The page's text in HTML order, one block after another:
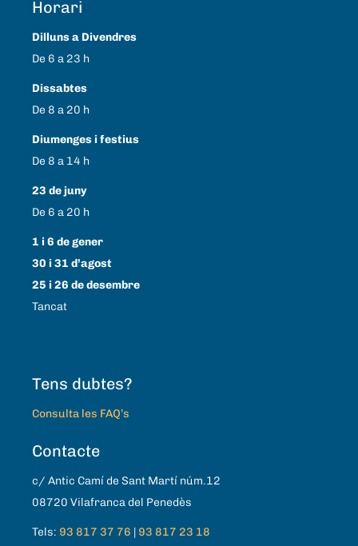
Horari
Dilluns a Divendres
De 6 a 23 h
Dissabtes
De 8 a 20 h
Diumenges i festius
De 8 a 14 h
23 de juny
De 6 a 20 h
1 i 6 de gener
30 i 31 d’agost
25 i 26 de desembre
Tancat
Tens dubtes?
Consulta les FAQ’s
Contacte
c/ Antic Camí de Sant Martí núm.12
08720 Vilafranca del Penedès
Tels: 93 817 37 76 | 93 817 23 18